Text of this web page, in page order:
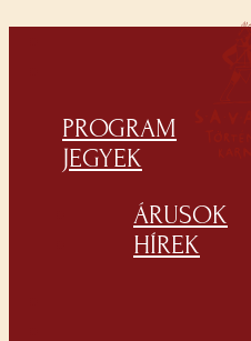
PROGRAM
JEGYEK
ÁRUSOK
HÍREK